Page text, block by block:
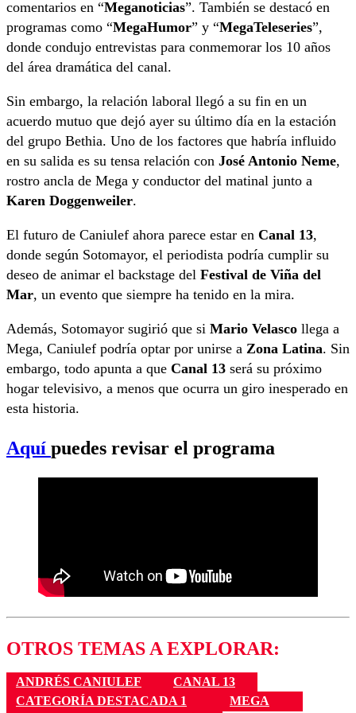
comentarios en “Meganoticias”. También se destacó en
programas como “MegaHumor” y “MegaTeleseries”,
donde condujo entrevistas para conmemorar los 10 años
del área dramática del canal.
Sin embargo, la relación laboral llegó a su fin en un
acuerdo mutuo que dejó ayer su último día en la estación
del grupo Bethia. Uno de los factores que habría influido
en su salida es su tensa relación con José Antonio Neme,
rostro ancla de Mega y conductor del matinal junto a
Karen Doggenweiler.
El futuro de Caniulef ahora parece estar en Canal 13,
donde según Sotomayor, el periodista podría cumplir su
deseo de animar el backstage del Festival de Viña del
Mar, un evento que siempre ha tenido en la mira.
Además, Sotomayor sugirió que si Mario Velasco llega a
Mega, Caniulef podría optar por unirse a Zona Latina. Sin
embargo, todo apunta a que Canal 13 será su próximo
hogar televisivo, a menos que ocurra un giro inesperado en
esta historia.
Aquí puedes revisar el programa
OTROS TEMAS A EXPLORAR:
ANDRÉS CANIULEF
CANAL 13
CATEGORÍA DESTACADA 1
MEGA